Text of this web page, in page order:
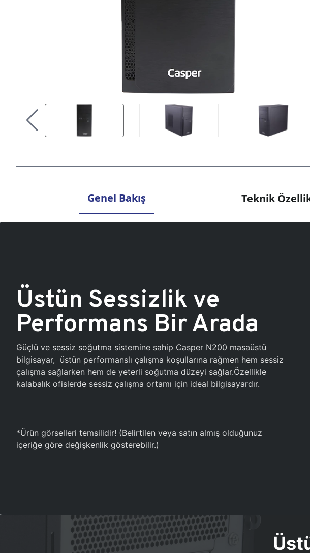
Genel Bakış Teknik
Üstün Sessizlik ve
Performans Bir Arada
Güçlü ve sessiz soğutma sistemine sahip Casper N200 masaüstü
bilgisayar, üstün performanslı çalışma koşullarına rağmen hem sessiz
çalışma sağlarken hem de yeterli soğutma düzeyi sağlar.Özellikle
kalabalık ofislerde sessiz çalışma ortamı için ideal bilgisayardır.
*Ürün görselleri temsilidir! (Belirtilen veya satın almış olduğunuz
içeriğe göre değişkenlik gösterebilir.)